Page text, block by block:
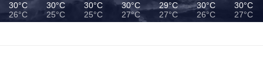
30°C
26°C
30°C
25°C
30°C
25°C
30°C
27°C
29°C
27°C
30°C
26°C
30°C
27°C